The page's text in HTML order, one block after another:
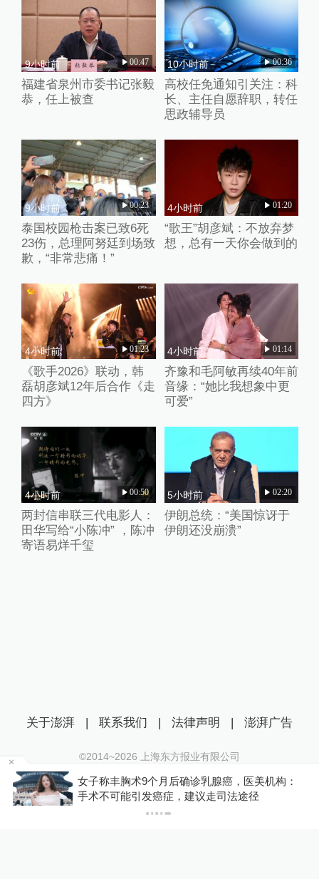
9小时前 00:47
福建省泉州市委书记张毅
恭，任上被查
10小时前 00:36
高校任免通知引关注：科
长、主任自愿辞职，转任
思政辅导员
9小时前 00:23
泰国校园枪击案已致6死
23伤，总理阿努廷到场致
歉，“非常悲痛！”
4小时前 01:20
“歌王”胡彦斌：不放弃梦
想，总有一天你会做到的
4小时前 01:23
《歌手2026》联动，韩
磊胡彦斌12年后合作《走
四方》
4小时前 01:14
齐豫和毛阿敏再续40年前
音缘：“她比我想象中更
可爱”
4小时前 00:50
两封信串联三代电影人：
田华写给“小陈冲” ，陈冲
寄语易烊千玺
5小时前 02:20
伊朗总统：“美国惊讶于
伊朗还没崩溃”
女子称丰胸术9个月后确诊乳腺癌，医美机构：
手术不可能引发癌症，建议走司法途径
关于澎湃 | 联系我们 | 法律声明 | 澎湃广告
©2014~2026 上海东方报业有限公司
沪ICP证：沪B2-20170116 | 沪ICP备14003370号
互联网新闻信息服务许可证：31120170006
沪公网安备 31010602000299号